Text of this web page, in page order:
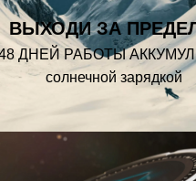
ВЫХОДИ ЗА
ДНЕЙ РАБОТЫ
солнечной зарядкой